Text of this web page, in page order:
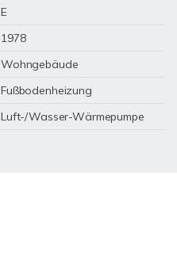
E
1978
Wohngebäude
Fußbodenheizung
Luft-/Wasser-Wärmepumpe